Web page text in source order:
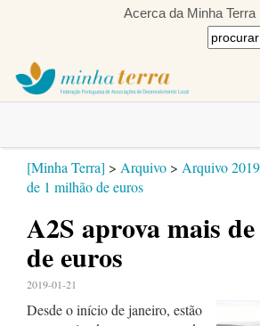
Acerca da Minha Terra
[Minha Terra] > Arquivo > Arquivo 2019
de 1 milhão de euros
A2S aprova mais
de euros
2019-01-21
Desde o início de janeiro, estão